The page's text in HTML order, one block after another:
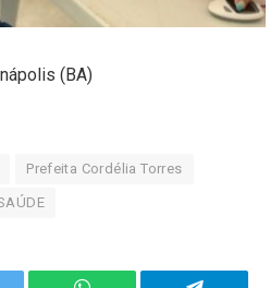
(BA)
Prefeita Cordélia Torres